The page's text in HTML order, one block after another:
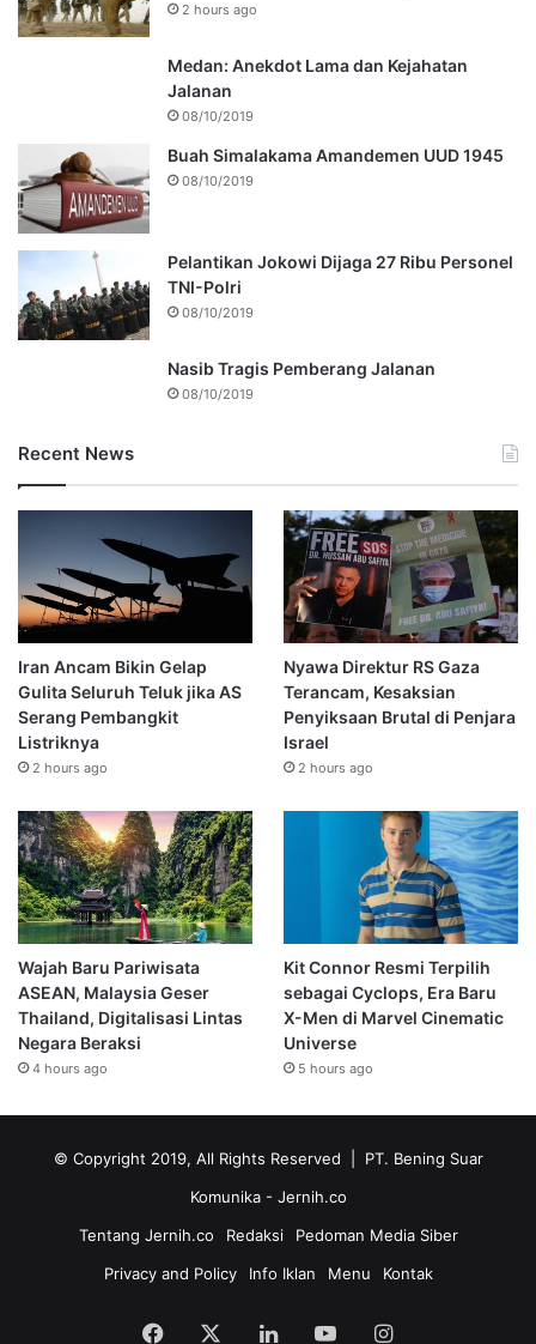
2 hours ago
Medan: Anekdot Lama dan Kejahatan
Jalanan
08/10/2019
Buah Simalakama Amandemen UUD 1945
08/10/2019
Pelantikan Jokowi Dijaga 27 Ribu Personel
TNI-Polri
08/10/2019
Nasib Tragis Pemberang Jalanan
08/10/2019
Recent News
Iran Ancam Bikin Gelap
Gulita Seluruh Teluk jika AS
Serang Pembangkit
Listriknya
2 hours ago
Nyawa Direktur RS Gaza
Terancam, Kesaksian
Penyiksaan Brutal di Penjara
Israel
2 hours ago
Wajah Baru Pariwisata
ASEAN, Malaysia Geser
Thailand, Digitalisasi Lintas
Negara Beraksi
4 hours ago
Kit Connor Resmi Terpilih
sebagai Cyclops, Era Baru
X-Men di Marvel Cinematic
Universe
5 hours ago
© Copyright 2019, All Rights Reserved | PT. Bening Suar
Komunika - Jernih.co
Tentang Jernih.co
Redaksi
Pedoman Media Siber
Privacy and Policy
Info Iklan Menu Kontak
Facebook LinkedInYouTubeInstagram